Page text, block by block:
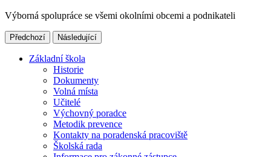
Výborná spolupráce se všemi okolními obcemi a podnikateli
Předchozí Následující
Základní škola
Historie
Dokumenty
Volná místa
Učitelé
Výchovný poradce
Metodik prevence
Kontakty na poradenská pracoviště
Školská rada